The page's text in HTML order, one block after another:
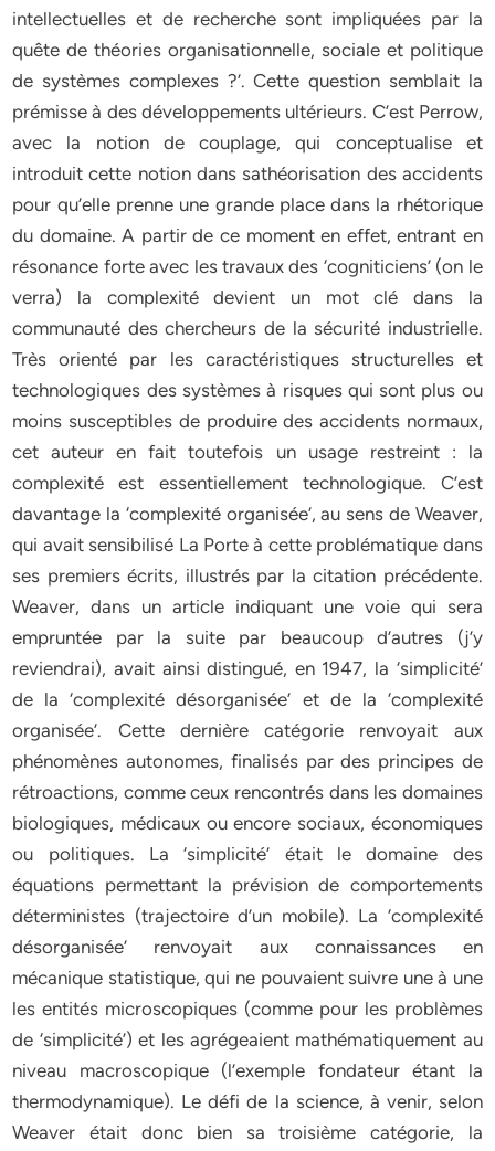
intellectuelles et de recherche sont impliquées par la
quête de théories organisationnelle, sociale et politique
de systèmes complexes ?’. Cette question semblait la
prémisse à des développements ultérieurs. C’est Perrow,
avec la notion de couplage, qui conceptualise et
introduit cette notion dans sathéorisation des accidents
pour qu’elle prenne une grande place dans la rhétorique
du domaine. A partir de ce moment en effet, entrant en
résonance forte avec les travaux des ‘cogniticiens’ (on le
verra) la complexité devient un mot clé dans la
communauté des chercheurs de la sécurité industrielle.
Très orienté par les caractéristiques structurelles et
technologiques des systèmes à risques qui sont plus ou
moins susceptibles de produire des accidents normaux,
cet auteur en fait toutefois un usage restreint : la
complexité est essentiellement technologique. C’est
davantage la ‘complexité organisée’, au sens de Weaver,
qui avait sensibilisé La Porte à cette problématique dans
ses premiers écrits, illustrés par la citation précédente.
Weaver, dans un article indiquant une voie qui sera
empruntée par la suite par beaucoup d’autres (j’y
reviendrai), avait ainsi distingué, en 1947, la ‘simplicité’
de la ‘complexité désorganisée’ et de la ‘complexité
organisée’. Cette dernière catégorie renvoyait aux
phénomènes autonomes, finalisés par des principes de
rétroactions, comme ceux rencontrés dans les domaines
biologiques, médicaux ou encore sociaux, économiques
ou politiques. La ‘simplicité’ était le domaine des
équations permettant la prévision de comportements
déterministes (trajectoire d’un mobile). La ‘complexité
désorganisée’ renvoyait aux connaissances en
mécanique statistique, qui ne pouvaient suivre une à une
les entités microscopiques (comme pour les problèmes
de ‘simplicité’) et les agrégeaient mathématiquement au
niveau macroscopique (l’exemple fondateur étant la
thermodynamique). Le défi de la science, à venir, selon
Weaver était donc bien sa troisième catégorie, la